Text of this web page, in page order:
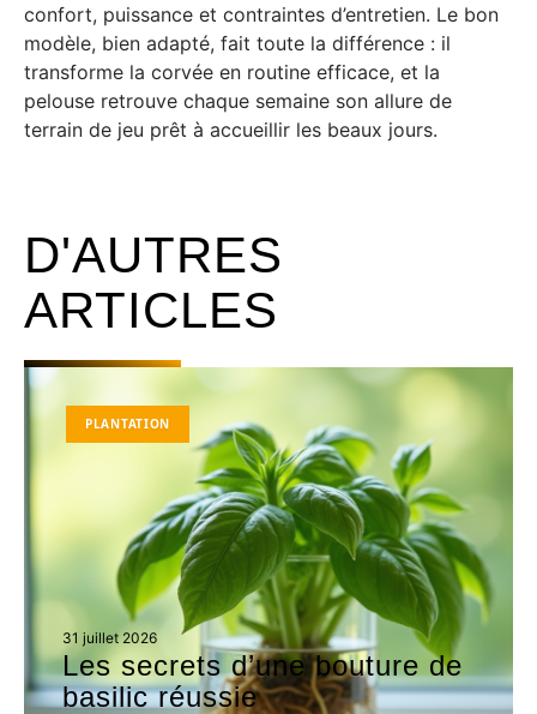
confort, puissance et contraintes d’entretien. Le bon
modèle, bien adapté, fait toute la différence : il
transforme la corvée en routine efficace, et la
pelouse retrouve chaque semaine son allure de
terrain de jeu prêt à accueillir les beaux jours.
D'AUTRES
ARTICLES
PLANTATION
31 juillet 2026
Les secrets d’une bouture de
basilic réussie